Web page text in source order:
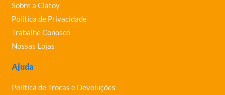
Sobre a Ciatoy
Política de Privacidade
Trabalhe Conosco
Nossas Lojas
Ajuda
Política de Trocas e Devoluções